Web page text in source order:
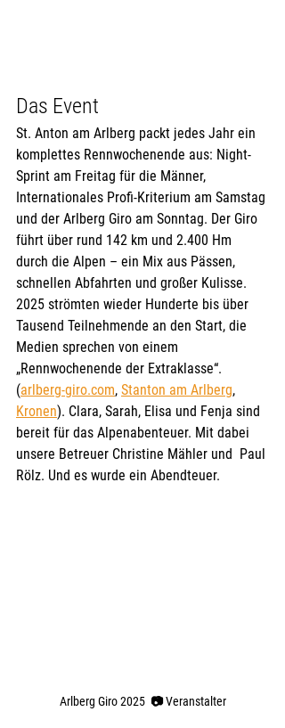
Das Event
St. Anton am Arlberg packt jedes Jahr ein
komplettes Rennwochenende aus: Night-
Sprint am Freitag für die Männer,
Internationales Profi-Kriterium am Samstag
und der Arlberg Giro am Sonntag. Der Giro
führt über rund 142 km und 2.400 Hm
durch die Alpen – ein Mix aus Pässen,
schnellen Abfahrten und großer Kulisse.
2025 strömten wieder Hunderte bis über
Tausend Teilnehmende an den Start, die
Medien sprechen von einem
„Rennwochenende der Extraklasse“.
(arlberg-giro.com, Stanton am Arlberg,
Kronen). Clara, Sarah, Elisa und Fenja sind
bereit für das Alpenabenteuer. Mit dabei
unsere Betreuer Christine Mähler und  Paul
Rölz. Und es wurde ein Abendteuer.
Arlberg Giro 2025 📷 Veranstalter